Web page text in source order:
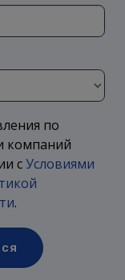
по
компаний
сУсловиями
.